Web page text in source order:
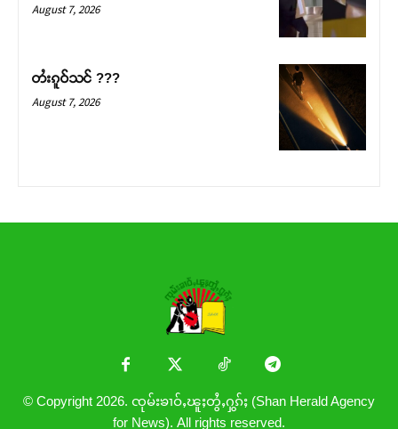
August 7, 2026
တႆးၵူဝ်သင် ???
August 7, 2026
© Copyright 2026. ၸုမ်းၶၢဝ်ႇၽူႈတွႆႇႁွၵ်ႈ (Shan Herald Agency
for News). All rights reserved.